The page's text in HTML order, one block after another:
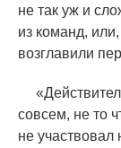
не так уж и
из команд,
возглавили
«
совсем, не то
не участвовал